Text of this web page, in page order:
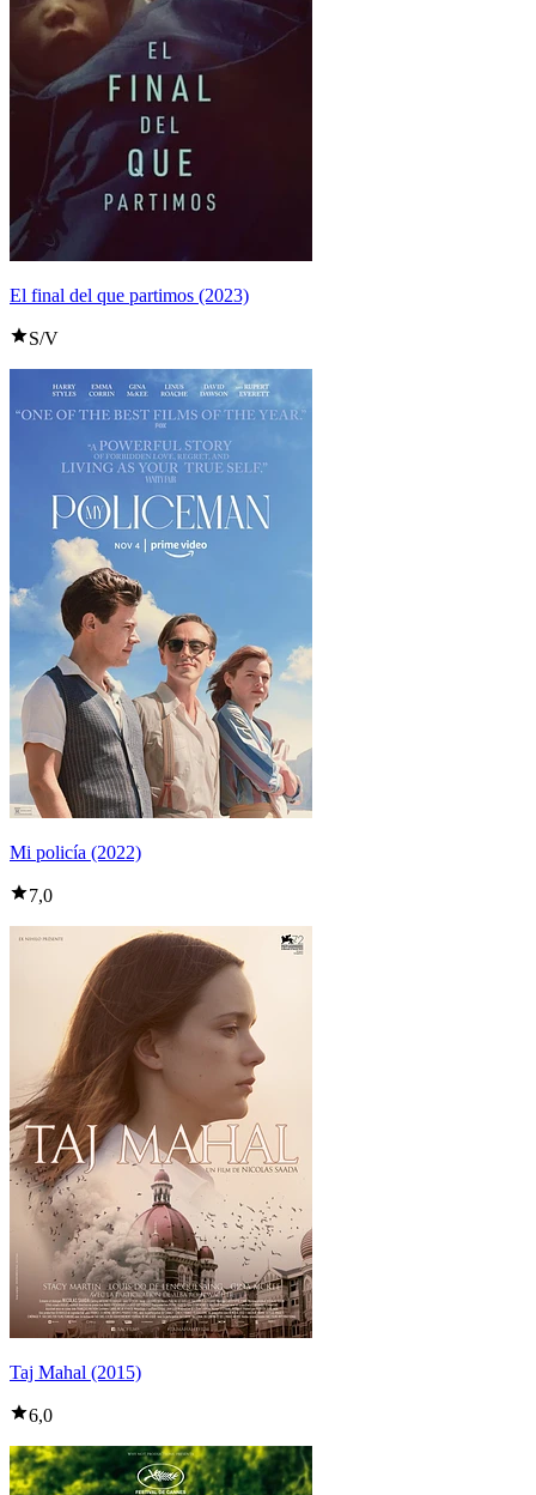
El final del que partimos (2023)
S/V
Mi policía (2022)
7,0
Taj Mahal (2015)
6,0